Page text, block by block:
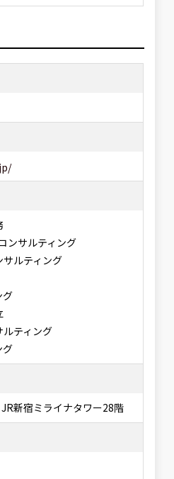
ンサルティング
ルティング
グ
ティング
グ
新宿ミライナタワー28階